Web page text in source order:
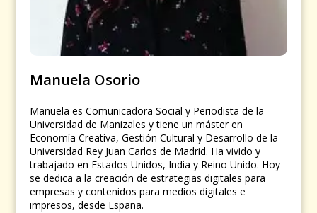
Manuela Osorio
Manuela es Comunicadora Social y Periodista de la
Universidad de Manizales y tiene un máster en
Economía Creativa, Gestión Cultural y Desarrollo de la
Universidad Rey Juan Carlos de Madrid. Ha vivido y
trabajado en Estados Unidos, India y Reino Unido. Hoy
se dedica a la creación de estrategias digitales para
empresas y contenidos para medios digitales e
impresos, desde España.